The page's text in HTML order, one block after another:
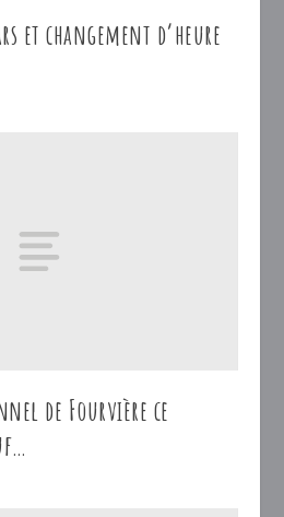
et changement d’heure
de Fourvière ce